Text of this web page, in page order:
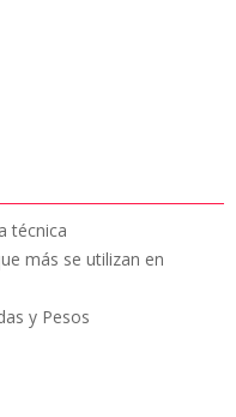
técnica
más se utilizan en
y Pesos